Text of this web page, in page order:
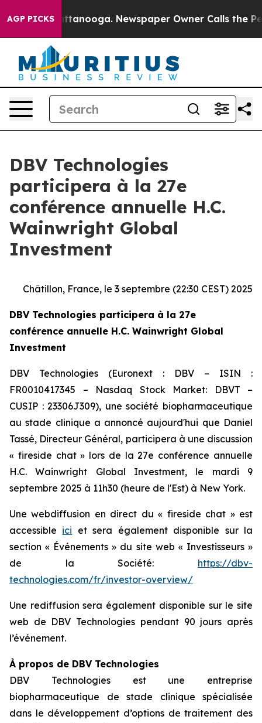
AGP PICKS
in Chattanooga. Newspaper Owner Calls the
DBV Technologies
participera à la 27e
conférence annuelle H.C.
Wainwright Global
Investment
Châtillon, France, le 3 septembre (22:30 CEST) 2025
DBV Technologies participera à la 27e
conférence annuelle H.C. Wainwright Global
Investment
DBV Technologies (Euronext : DBV – ISIN :
FR0010417345 – Nasdaq Stock Market: DBVT –
CUSIP : 23306J309), une société biopharmaceutique
au stade clinique a annoncé aujourd'hui que Daniel
Tassé, Directeur Général, participera à une discussion
« fireside chat » lors de la 27e conférence annuelle
H.C. Wainwright Global Investment, le mardi 9
septembre 2025 à 11h30 (heure de l'Est) à New York.
Une webdiffusion en direct du « fireside chat » est
accessible ici et sera également disponible sur la
section « Événements » du site web « Investisseurs »
de la Société: https://dbv-
technologies.com/fr/investor-overview/
Une rediffusion sera également disponible sur le site
web de DBV Technologies pendant 90 jours après
l’événement.
À propos de DBV Technologies
DBV Technologies est une entreprise
biopharmaceutique de stade clinique spécialisée
dans le développement d’options de traitement des